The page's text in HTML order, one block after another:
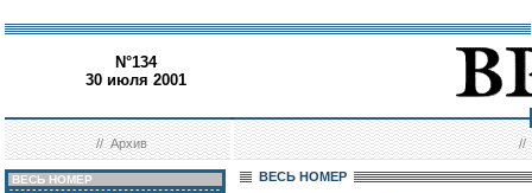
N°134
30 июля 2001
//Архив //
ВЕСЬ НОМЕР
ВЕСЬ НОМЕР